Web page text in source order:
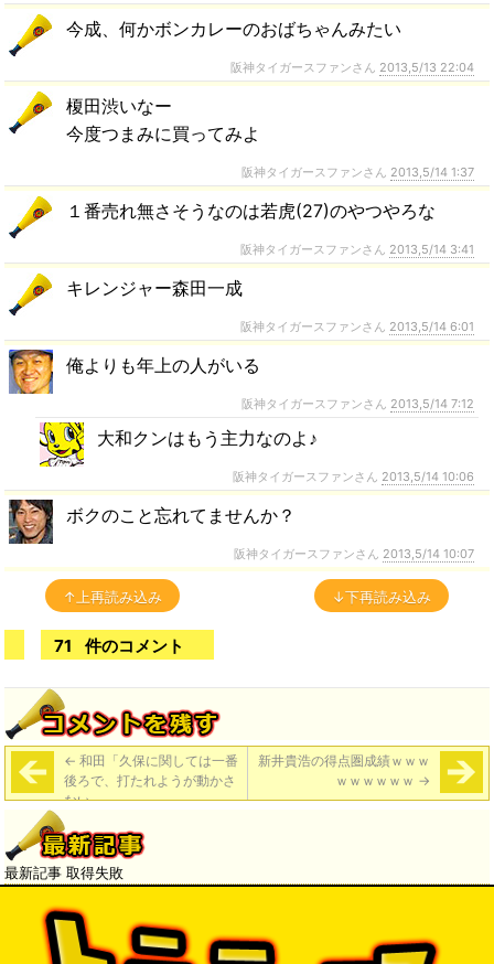
今成、何かボンカレーのおばちゃんみたい
阪神タイガースファンさん 2013,5/13 22:04
榎田渋いなー
今度つまみに買ってみよ
阪神タイガースファンさん 2013,5/14 1:37
１番売れ無さそうなのは若虎(27)のやつやろな
阪神タイガースファンさん 2013,5/14 3:41
キレンジャー森田一成
阪神タイガースファンさん 2013,5/14 6:01
俺よりも年上の人がいる
阪神タイガースファンさん 2013,5/14 7:12
大和クンはもう主力なのよ♪
阪神タイガースファンさん 2013,5/14 10:06
ボクのこと忘れてませんか？
阪神タイガースファンさん 2013,5/14 10:07
↑上再読み込み ↓下再読み込み
71 件のコメント
← 和田「久保に関しては一番
後ろで、打たれようが動かさ
ない。」
新井貴浩の得点圏成績ｗｗｗ
ｗｗｗｗｗｗ →
最新記事 取得失敗